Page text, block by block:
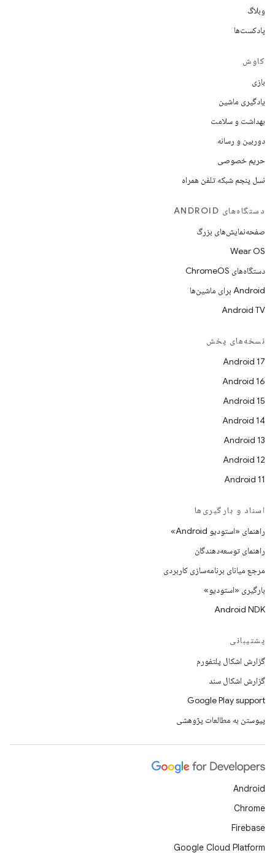
وبلاگ
پادکست‌ها
کاوش
بازی
یادگیری ماشین
بهداشت و سلامت
دوربین و رسانه
حریم خصوصی
نسل پنجم شبکه تلفن همراه
دستگاه‌های ANDROID
صفحه‌نمایش‌های بزرگ
Wear OS
دستگاه‌های ChromeOS
Android برای ماشین‌ها
Android TV
نسخه‌های پخش
Android 17
Android 16
Android 15
Android 14
Android 13
Android 12
Android 11
اسناد و بارگیری‌ها
راهنمای «استودیو Android»
راهنمای توسعه‌دهندگان
مرجع میانای برنامه‌سازی کاربردی
بارگیری «استودیو»
Android NDK
پشتیبانی
گزارش اشکال پلتفورم
گزارش اشکال سند
Google Play support
پیوستن به مطالعات پژوهشی
Android
Chrome
Firebase
Google Cloud Platform